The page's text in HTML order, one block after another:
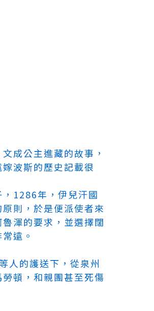
成公主進藏的故事，
波斯的歷史記載很
1286年，伊兒汗國
則，於是便派使者來
渾的要求，並選擇闊
遠。
人的護送下，從泉州
頓，和親團甚至死傷